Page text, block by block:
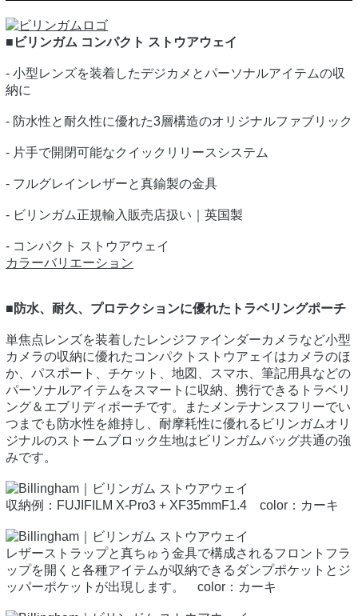
■ビリンガム コンパクト ストウアウェイ
- 小型レンズを装着したデジカメとパーソナルアイテムの収
納に
- 防水性と耐久性に優れた3層構造のオリジナルファブリック
- 片手で開閉可能なクイックリリースシステム
- フルグレインレザーと真鍮製の金具
- ビリンガム正規輸入販売店扱い｜英国製
- コンパクト ストウアウェイ
カラーバリエーション
■防水、耐久、プロテクションに優れたトラベリングポーチ
単焦点レンズを装着したレンジファインダーカメラなど小型
カメラの収納に優れたコンパクトストウアェイはカメラのほ
か、パスポート、チケット、地図、スマホ、筆記用具などの
パーソナルアイテムをスマートに収納、携行できるトラベリ
ング＆エブリディポーチです。またメンテナンスフリーでい
つまでも防水性を維持し、耐摩耗性に優れるビリンガムオリ
ジナルのストームブロック生地はビリンガムバッグ共通の強
みです。
収納例：FUJIFILM X-Pro3 + XF35mmF1.4 color：カーキ
レザーストラップと真ちゅう金具で構成されるフロントフラ
ップを開くと各種アイテムが収納できるダンプポケットとジ
ッパーポケットが出現します。 color：カーキ